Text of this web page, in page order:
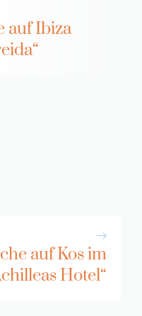
auf Ibiza
auf Kos im
Hotel“